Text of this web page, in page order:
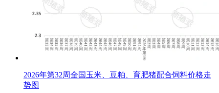
2026年第32周全国玉米、豆粕、育肥猪配合饲料价格走
势图